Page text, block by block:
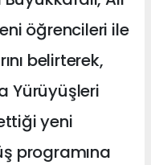
öğrencileri ile
belirterek,
Yürüyüşleri
yeni
programına